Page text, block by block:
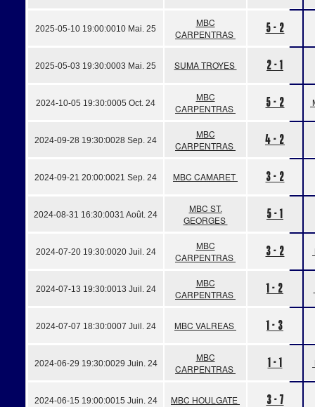
2025-05-10 19:00:0010 Mai. 25
MBC
CARPENTRAS
5 - 2
2025-05-03 19:30:0003 Mai. 25 SUMA TROYES 2 - 1
2024-10-05 19:30:0005 Oct. 24
MBC
CARPENTRAS
5 - 2
2024-09-28 19:30:0028 Sep. 24
MBC
CARPENTRAS
4 - 2
2024-09-21 20:00:0021 Sep. 24 MBC CAMARET 3 - 2
2024-08-31 16:30:0031 Août. 24
MBC ST.
GEORGES
5 - 1
2024-07-20 19:30:0020 Juil. 24
MBC
CARPENTRAS
3 - 2
2024-07-13 19:30:0013 Juil. 24
MBC
CARPENTRAS
1 - 2
2024-07-07 18:30:0007 Juil. 24 MBC VALREAS 1 - 3
2024-06-29 19:30:0029 Juin. 24
MBC
CARPENTRAS
1 - 1
2024-06-15 19:00:0015 Juin. 24 MBC HOULGATE 3 - 7